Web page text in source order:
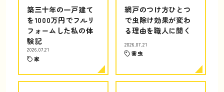
築三十年の一戸建て
を1000万円でフルリ
フォームした私の体
験記
2026.07.21
家
網戸のつけ方ひとつ
で虫除け効果が変わ
る理由を職人に聞く
2026.07.21
害虫